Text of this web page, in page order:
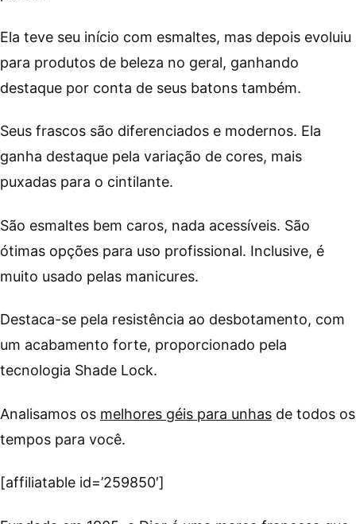
Ela teve seu início com esmaltes, mas depois evoluiu
para produtos de beleza no geral, ganhando
destaque por conta de seus batons também.
Seus frascos são diferenciados e modernos. Ela
ganha destaque pela variação de cores, mais
puxadas para o cintilante.
São esmaltes bem caros, nada acessíveis. São
ótimas opções para uso profissional. Inclusive, é
muito usado pelas manicures.
Destaca-se pela resistência ao desbotamento, com
um acabamento forte, proporcionado pela
tecnologia Shade Lock.
Analisamos os melhores géis para unhas de todos os
tempos para você.
[affiliatable id=’259850′]